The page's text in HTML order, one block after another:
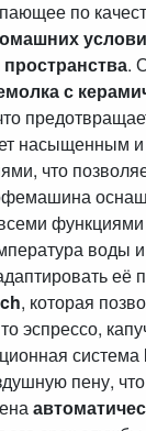
по
.
с
что
воды
её
, которая
эспрессо,
система
пену,